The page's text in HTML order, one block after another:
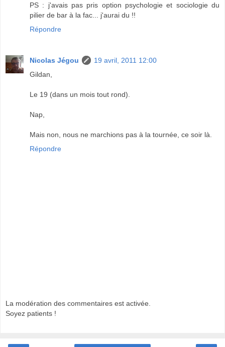
PS : j'avais pas pris option psychologie et sociologie du
pilier de bar à la fac... j'aurai du !!
Répondre
Nicolas Jégou
19 avril, 2011 12:00
Gildan,
Le 19 (dans un mois tout rond).
Nap,
Mais non, nous ne marchions pas à la tournée, ce soir là.
Répondre
La modération des commentaires est activée.
Soyez patients !